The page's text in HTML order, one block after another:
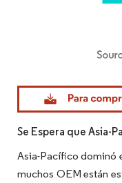
Imagen © Mordor
Se Espera que Asia-
Asia-Pacífico dominó
muchos OEM están